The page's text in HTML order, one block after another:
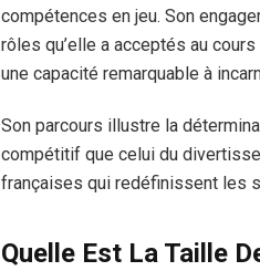
compétences en jeu. Son
rôles qu’elle a acceptés au
une capacité remarquable à
Son parcours illustre la
compétitif que celui du
françaises qui redéfinissent les
Quelle Est La Taille